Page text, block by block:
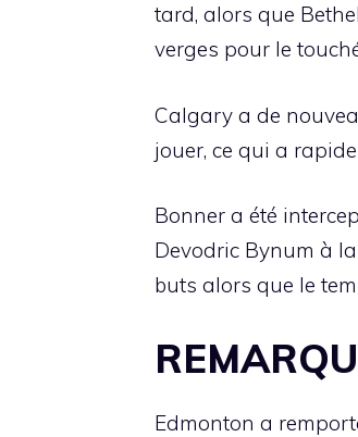
tard, alors que
verges pour le
Calgary a de
jouer, ce qui a
Bonner a été
Devodric Bynum à
buts alors que le
Edmonton a